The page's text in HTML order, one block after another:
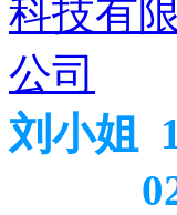
刘小姐